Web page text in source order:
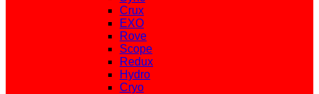
Crux
EXO
Rove
Scope
Redux
Hydro
Cryo